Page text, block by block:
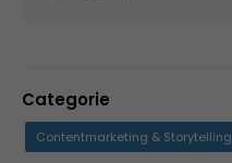
Categorie
Contentmarketing & Storytelling